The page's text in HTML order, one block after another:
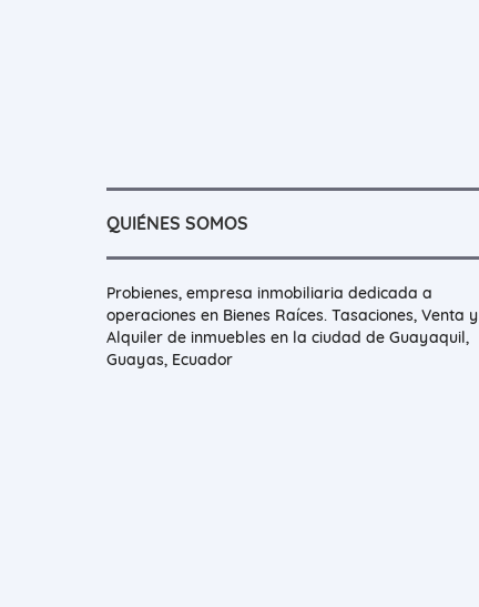
QUIÉNES SOMOS
Probienes, empresa inmobiliaria dedicada a
operaciones en Bienes Raíces. Tasaciones, Venta y
Alquiler de inmuebles en la ciudad de Guayaquil,
Guayas, Ecuador